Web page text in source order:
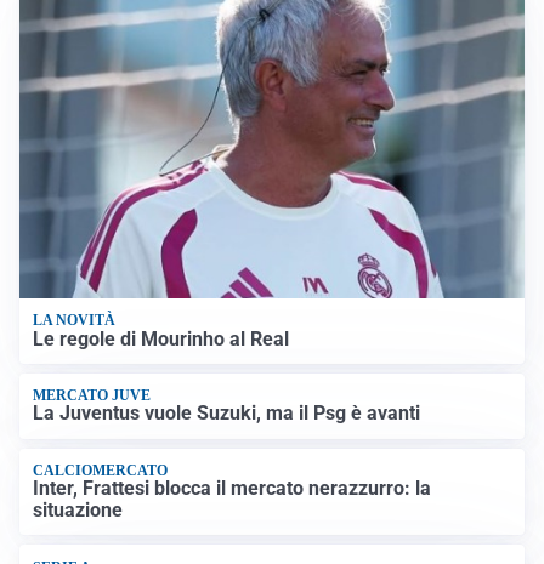
LA NOVITÀ
Le regole di Mourinho al Real
MERCATO JUVE
La Juventus vuole Suzuki, ma il Psg è avanti
CALCIOMERCATO
Inter, Frattesi blocca il mercato nerazzurro: la
situazione